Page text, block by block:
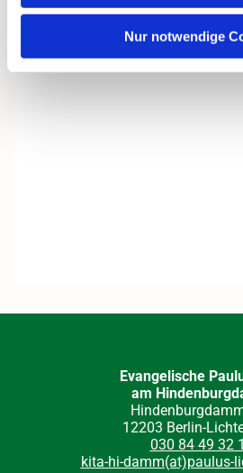
Nur notwendige
Evangelische
am
12203 Berlin-
030 84 49 32
kita-hi-damm(at)paulus-